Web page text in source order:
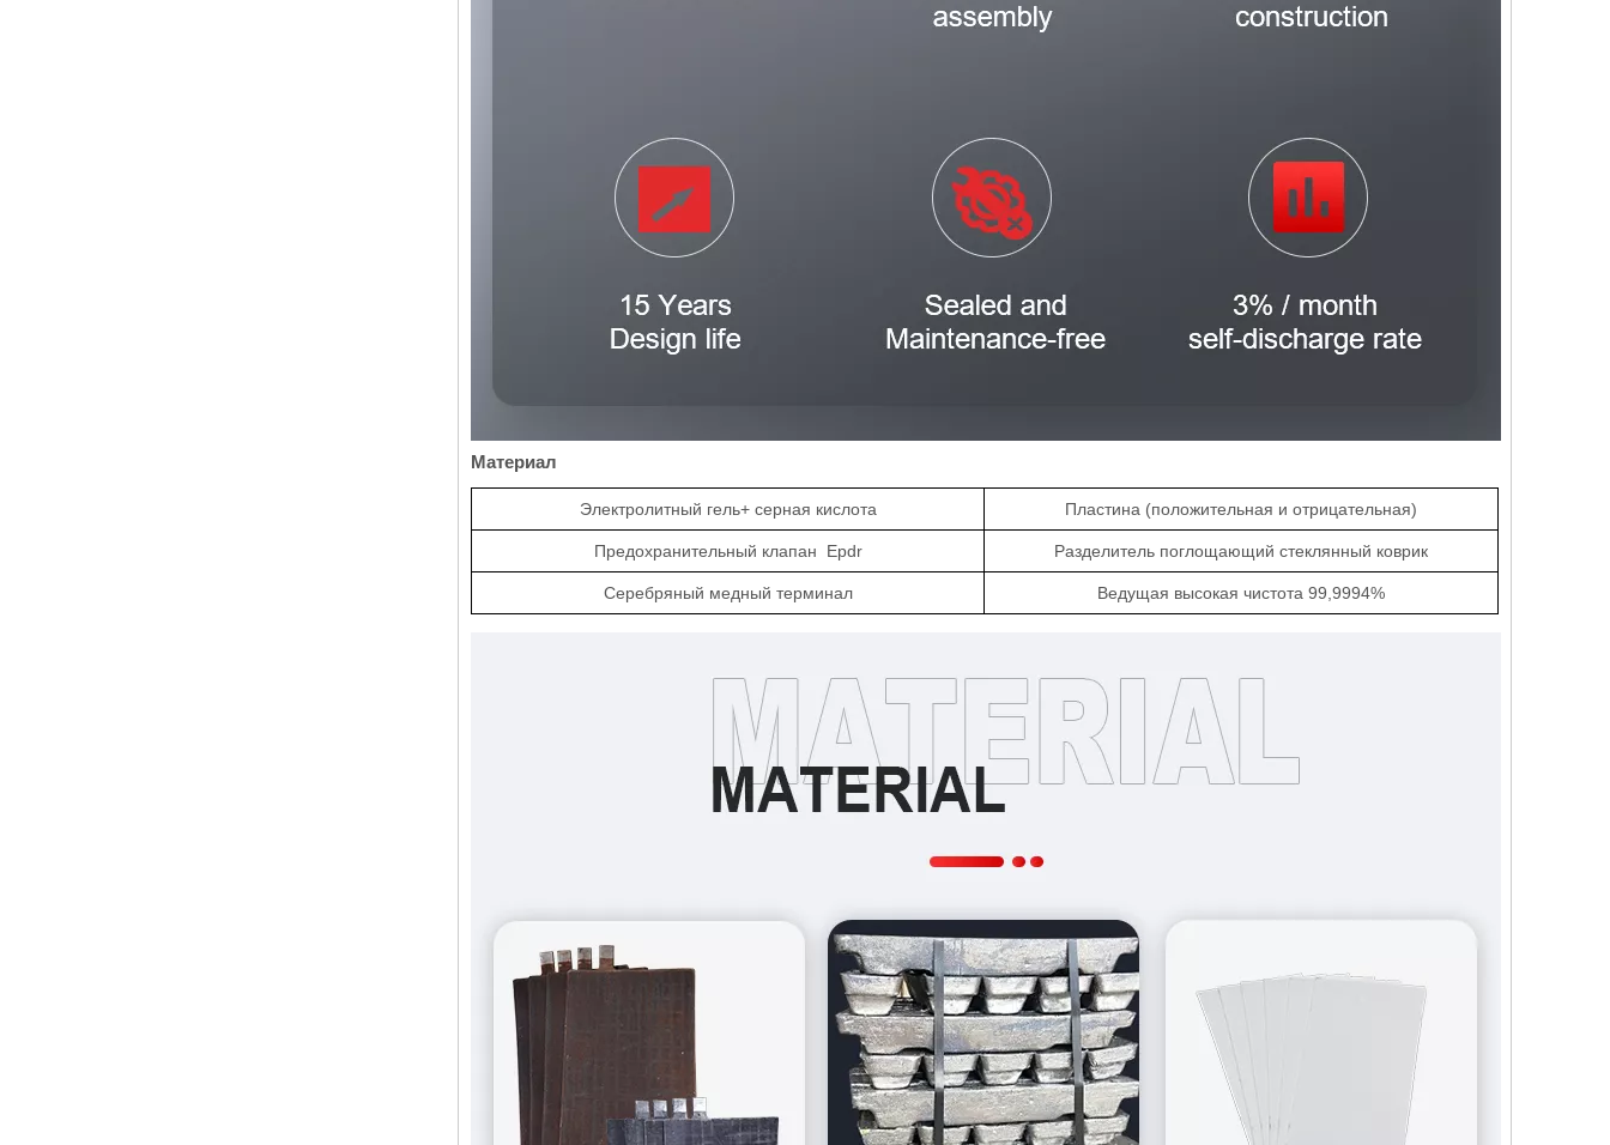
Материал
Электролитный гель+ серная кислота Пластина (положительная и отрицательная)
Предохранительный клапан Epdr Разделитель поглощающий стеклянный коврик
Серебряный медный терминал Ведущая высокая чистота 99,9994%